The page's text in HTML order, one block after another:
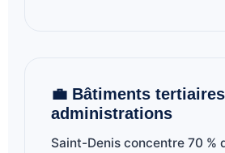
💼 Bâtiments
administrations
Saint-Denis concentre 70 %